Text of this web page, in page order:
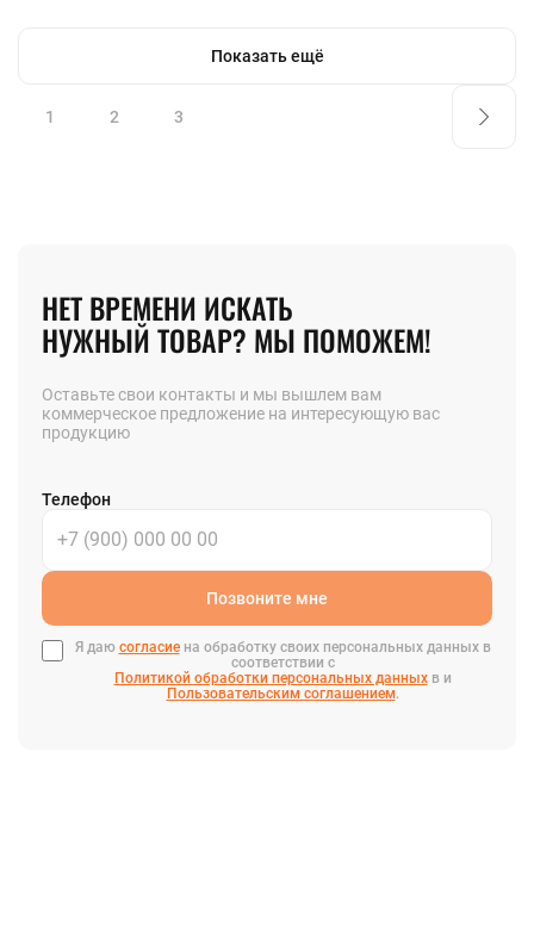
Показать ещё
1 2 3
НЕТ ВРЕМЕНИ ИСКАТЬ
НУЖНЫЙ ТОВАР? МЫ ПОМОЖЕМ!
Оставьте свои контакты и мы вышлем вам
коммерческое предложение на интересующую вас
продукцию
Телефон
Позвоните мне
Я даю согласиена обработку своих персональных данных в
соответствии с
Политикой обработки персональных данныхв и
Пользовательским соглашением.